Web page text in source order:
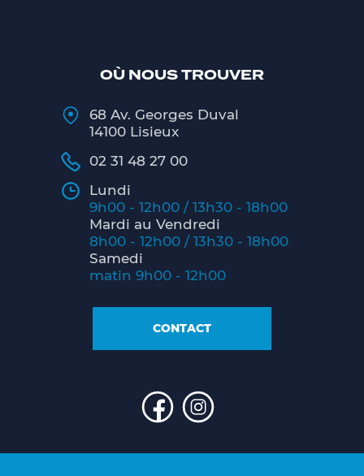
OÙ NOUS TROUVER
68 Av. Georges Duval
14100 Lisieux
02 31 48 27 00
Lundi
9h00 - 12h00 / 13h30 - 18h00
Mardi au Vendredi
8h00 - 12h00 / 13h30 - 18h00
Samedi
matin 9h00 - 12h00
CONTACT